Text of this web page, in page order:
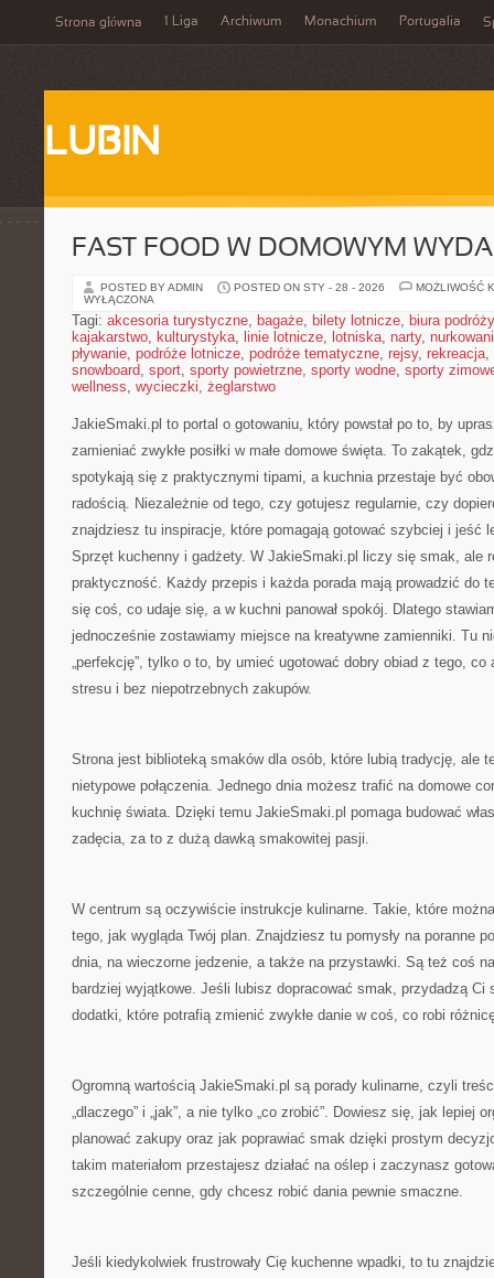
Strona główna 1 Liga Archiwum Monachium Portugalia
LUBIN
FAST FOOD W DOMOWYM
POSTED BY ADMIN POSTED ON STY - 28 - 2026
MOŻLIWOŚĆ
WYŁĄCZONA
Tagi: akcesoria turystyczne, bagaże, bilety lotnicze, biura podróży
kajakarstwo, kulturystyka, linie lotnicze, lotniska, narty,
pływanie, podróże lotnicze, podróże tematyczne, rejsy, rekreacja,
snowboard, sport, sporty powietrzne, sporty wodne, sporty
wellness, wycieczki, żeglarstwo
JakieSmaki.pl to portal o gotowaniu, który powstał po to, by
zamieniać zwykłe posiłki w małe domowe święta. To zakątek,
spotykają się z praktycznymi tipami, a kuchnia przestaje być
radością. Niezależnie od tego, czy gotujesz regularnie, czy
znajdziesz tu inspiracje, które pomagają gotować szybciej i jeść
Sprzęt kuchenny i gadżety. W JakieSmaki.pl liczy się smak, ale
praktyczność. Każdy przepis i każda porada mają prowadzić do
się coś, co udaje się, a w kuchni panował spokój. Dlatego
jednocześnie zostawiamy miejsce na kreatywne zamienniki. Tu
„perfekcję”, tylko o to, by umieć ugotować dobry obiad z tego,
stresu i bez niepotrzebnych zakupów.
Strona jest biblioteką smaków dla osób, które lubią tradycję, ale
nietypowe połączenia. Jednego dnia możesz trafić na domowe
kuchnię świata. Dzięki temu JakieSmaki.pl pomaga budować
zadęcia, za to z dużą dawką smakowitej pasji.
W centrum są oczywiście instrukcje kulinarne. Takie, które
tego, jak wygląda Twój plan. Znajdziesz tu pomysły na poranne
dnia, na wieczorne jedzenie, a także na przystawki. Są też coś
bardziej wyjątkowe. Jeśli lubisz dopracować smak, przydadzą Ci
dodatki, które potrafią zmienić zwykłe danie w coś, co robi
Ogromną wartością JakieSmaki.pl są porady kulinarne, czyli
„dlaczego” i „jak”, a nie tylko „co zrobić”. Dowiesz się, jak lepiej
planować zakupy oraz jak poprawiać smak dzięki prostym
takim materiałom przestajesz działać na oślep i zaczynasz
szczególnie cenne, gdy chcesz robić dania pewnie smaczne.
Jeśli kiedykolwiek frustrowały Cię kuchenne wpadki, to tu